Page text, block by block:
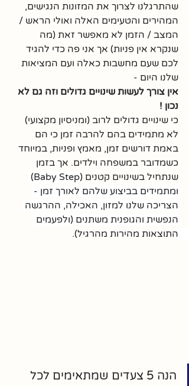
שהתרגלנו לצרוך את המזונות הנגישים,
המהירים והטעימים האלה ואולי הראש /
המצב / הזמן לא מאפשר זאת (מה
שנקרא אין פניות) אך אני פה כדי להגיד
לכם שעם מחשבות כאלה ועם המציאות
שלנו היום -
אין צורך לעשות שינויים גדולים וזה גם לא
נכון !
כי שינויים גדולים לרוב (ומניסיון מקצועי)
לא מתמידים בהם להרבה זמן כי הם
באמת דורשים זמן, מאמץ ופניות, במיוחד
כשמדובר במשפחה וילדים. אך בזמן
שנתחיל בשינויים קטנים (
Baby Step)
ומתמידים בביצוע שלהם לאורך זמן -
הצריכה שלנו למזון, האכילה, ההרגשה
הנפשית והגופנית משתנים (ולפעמים
התוצאות מהירות מהרגיל).
הנה 5 צעדים שמתאימים לכל